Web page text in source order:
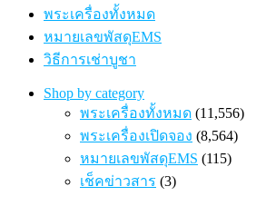
พระเครื่องทั้งหมด
หมายเลขพัสดุEMS
วิธีการเช่าบูชา
Shop by category
พระเครื่องทั้งหมด (11,556)
พระเครื่องเปิดจอง (8,564)
หมายเลขพัสดุEMS (115)
เช็คข่าวสาร (3)